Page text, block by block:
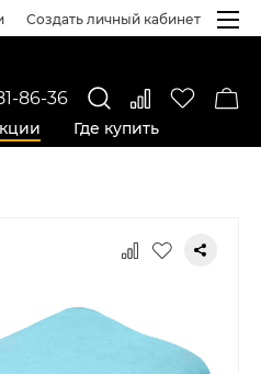
Создать личный кабинет
Где купить
86-36